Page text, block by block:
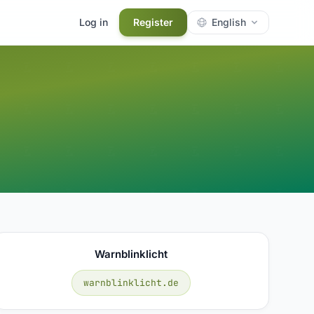
Log in Register English
Warnblinklicht
warnblinklicht.de